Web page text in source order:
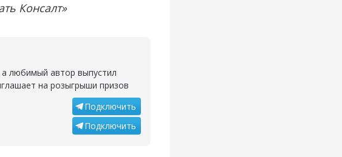
Консалт»
любимый автор выпустил
на розыгрыши призов
Подключить
Подключить